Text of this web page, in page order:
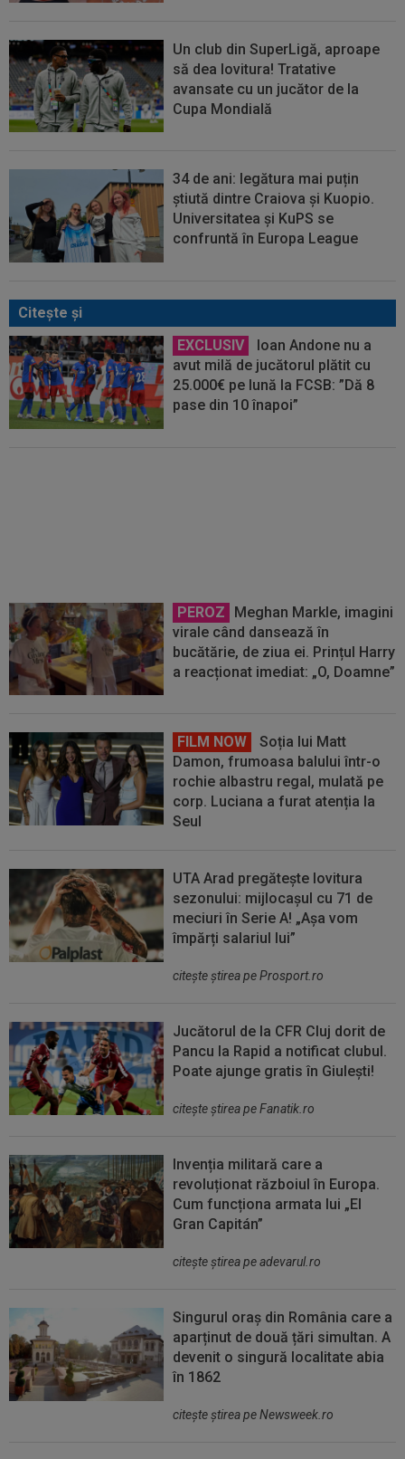
Un club din SuperLigă, aproape
să dea lovitura! Tratative
avansate cu un jucător de la
Cupa Mondială
34 de ani: legătura mai puțin
știută dintre Craiova și Kuopio.
Universitatea și KuPS se
confruntă în Europa League
Citeşte şi
EXCLUSIV
Ioan Andone nu a
avut milă de jucătorul plătit cu
25.000€ pe lună la FCSB: ”Dă 8
pase din 10 înapoi”
PEROZ
Meghan Markle, imagini
virale când dansează în
bucătărie, de ziua ei. Prințul Harry
a reacționat imediat: „O, Doamne”
FILM NOW
Soția lui Matt
Damon, frumoasa balului într-o
rochie albastru regal, mulată pe
corp. Luciana a furat atenția la
Seul
UTA Arad pregătește lovitura
sezonului: mijlocașul cu 71 de
meciuri în Serie A! „Așa vom
împărți salariul lui”
citeşte ştirea pe Prosport.ro
Jucătorul de la CFR Cluj dorit de
Pancu la Rapid a notificat clubul.
Poate ajunge gratis în Giulești!
citeşte ştirea pe Fanatik.ro
Invenția militară care a
revoluționat războiul în Europa.
Cum funcționa armata lui „El
Gran Capitán”
citeşte ştirea pe adevarul.ro
Singurul oraș din România care a
aparținut de două țări simultan. A
devenit o singură localitate abia
în 1862
citeşte ştirea pe Newsweek.ro